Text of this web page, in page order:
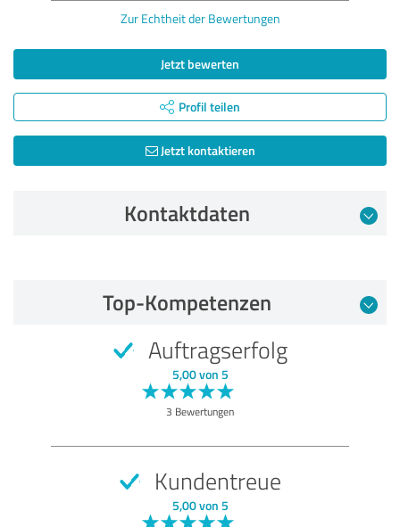
Zur Echtheit der Bewertungen
Jetzt bewerten
Profil teilen
Jetzt kontaktieren
Kontaktdaten
Empfehlung
Top-Kompetenzen
Auftragserfolg
5,00 von 5
3 Bewertungen
Kundentreue
5,00 von 5